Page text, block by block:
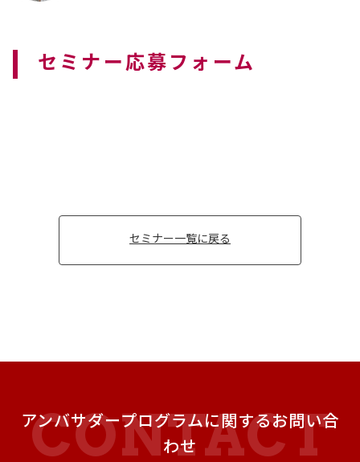
セミナー応募フォーム
セミナー一覧に戻る
アンバサダープログラムに関するお問い合
わせ